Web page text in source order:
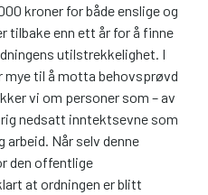
kroner for både enslige og
tilbake enn ett år for å finne
utilstrekkelighet. I
mye til å motta behovsprøvd
vi om personer som – av
nedsatt inntektsevne som
arbeid. Når selv denne
den offentlige
at ordningen er blitt